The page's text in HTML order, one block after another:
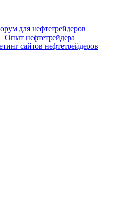
для нефтетрейдеров
Опыт нефтетрейдера
сайтов нефтетрейдеров